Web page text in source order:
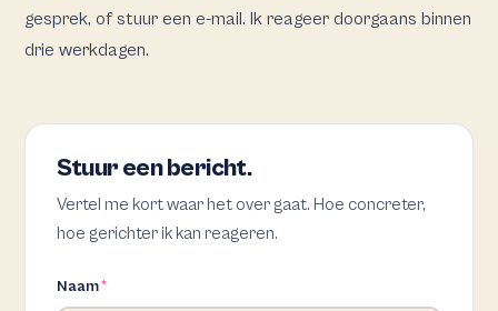
gesprek, of stuur een e-mail. Ik reageer doorgaans binnen
drie werkdagen.
Stuur een bericht.
Vertel me kort waar het over gaat. Hoe concreter,
hoe gerichter ik kan reageren.
Naam*